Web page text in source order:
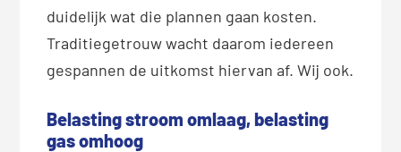
duidelijk wat die plannen gaan kosten.
Traditiegetrouw wacht daarom iedereen
gespannen de uitkomst hiervan af. Wij ook.
Belasting stroom omlaag, belasting
gas omhoog